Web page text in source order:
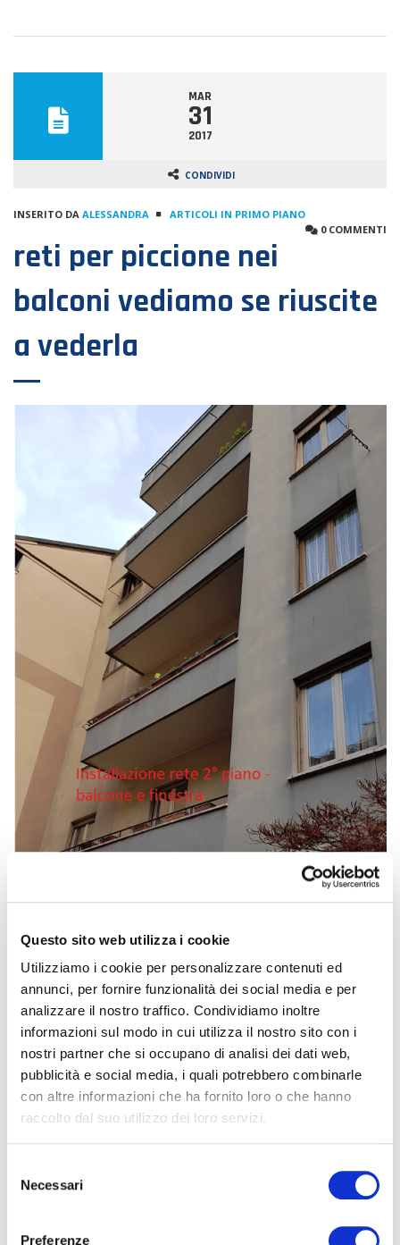
Questo sito web utilizza i cookie
Utilizziamo i cookie per personalizzare contenuti ed
annunci, per fornire funzionalità dei social media e per
analizzare il nostro traffico. Condividiamo inoltre
informazioni sul modo in cui utilizza il nostro sito con i
nostri partner che si occupano di analisi dei dati web,
pubblicità e social media, i quali potrebbero combinarle
con altre informazioni che ha fornito loro o che hanno
raccolto dal suo utilizzo dei loro servizi.
Necessari
Preferenze
MAR
31
2017
CONDIVIDI
INSERITO DA ALESSANDRA
ARTICOLI IN PRIMO PIANO
0 COMMENTI
reti per piccione nei
balconi vediamo se riuscite
a vederla
Ci viene richiesto di bissare sull’argomento posa reti per uccelli
Milano; i nostri Clienti, curiosi, vogliono ulteriori informazioni ma